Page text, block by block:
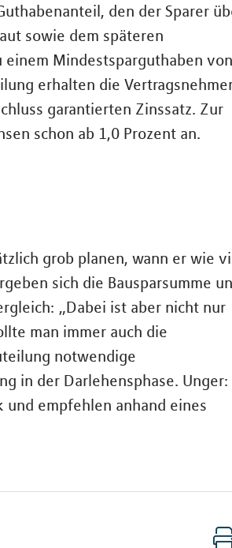
den der Sparer
sowie dem späteren
einem Mindestsparguthaben von
erhalten die
garantierten Zinssatz. Zur
schon ab 1,0 Prozent an.
grob planen, wann er wie
sich die Bausparsumme
„Dabei ist aber nicht nur
man immer auch die
notwendige
in der Darlehensphase. Unger:
empfehlen anhand eines